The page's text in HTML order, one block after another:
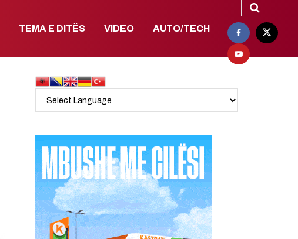
TEMA E DITËS VIDEO AUTO/TECH